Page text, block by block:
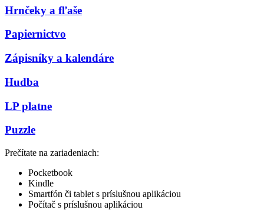
Hrnčeky a fľaše
Papiernictvo
Zápisníky a kalendáre
Hudba
LP platne
Puzzle
Prečítate na zariadeniach:
Pocketbook
Kindle
Smartfón či tablet s príslušnou aplikáciou
Počítač s príslušnou aplikáciou